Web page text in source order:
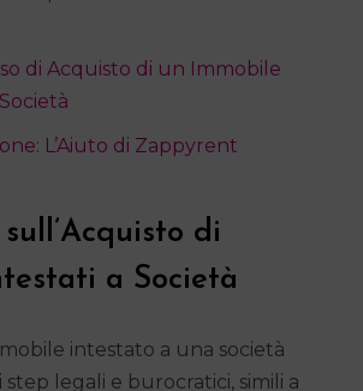
di Acquisto di un Immobile
L’Aiuto di Zappyrent
di
a Società
intestato a una società
legali e burocratici, simili a